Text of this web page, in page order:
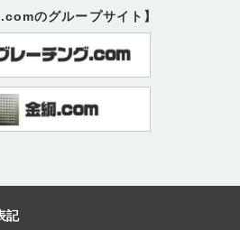
.comのグループサイト】
記